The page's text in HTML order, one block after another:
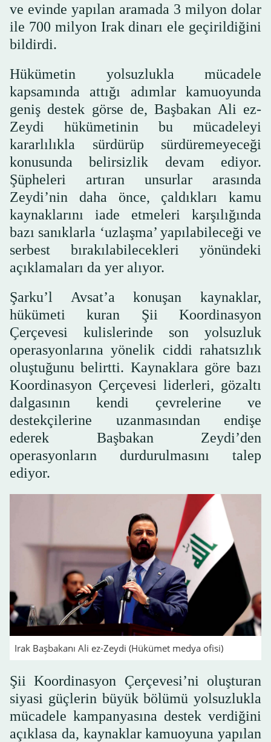
ve evinde yapılan aramada 3 milyon dolar
ile 700 milyon Irak dinarı ele geçirildiğini
bildirdi.
Hükümetin yolsuzlukla mücadele
kapsamında attığı adımlar kamuoyunda
geniş destek görse de, Başbakan Ali ez-
Zeydi hükümetinin bu mücadeleyi
kararlılıkla sürdürüp sürdüremeyeceği
konusunda belirsizlik devam ediyor.
Şüpheleri artıran unsurlar arasında
Zeydi’nin daha önce, çaldıkları kamu
kaynaklarını iade etmeleri karşılığında
bazı sanıklarla ‘uzlaşma’ yapılabileceği ve
serbest bırakılabilecekleri yönündeki
açıklamaları da yer alıyor.
Şarku’l Avsat’a konuşan kaynaklar,
hükümeti kuran Şii Koordinasyon
Çerçevesi kulislerinde son yolsuzluk
operasyonlarına yönelik ciddi rahatsızlık
oluştuğunu belirtti. Kaynaklara göre bazı
Koordinasyon Çerçevesi liderleri, gözaltı
dalgasının kendi çevrelerine ve
destekçilerine uzanmasından endişe
ederek Başbakan Zeydi’den
operasyonların durdurulmasını talep
ediyor.
Irak Başbakanı Ali ez-Zeydi (Hükümet medya ofisi)
Şii Koordinasyon Çerçevesi’ni oluşturan
siyasi güçlerin büyük bölümü yolsuzlukla
mücadele kampanyasına destek verdiğini
açıklasa da, kaynaklar kamuoyuna yapılan